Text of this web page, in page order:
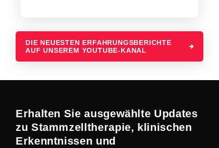
DIE NEUESTEN ERFAHRUNGSBERICHTE
AUF UNSEREM YOUTUBE-KANAL
Erhalten Sie ausgewählte Updates
zu Stammzelltherapie, klinischen
Erkenntnissen und